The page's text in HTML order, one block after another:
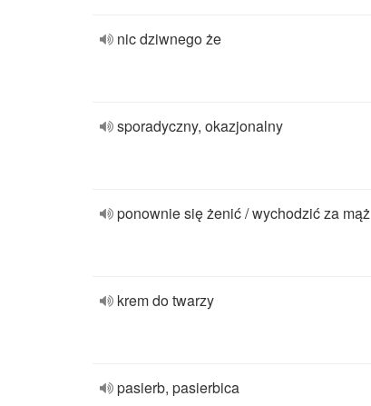
nic dziwnego że
sporadyczny, okazjonalny
ponownie się żenić / wychodzić za mąż
krem do twarzy
pasierb, pasierbica